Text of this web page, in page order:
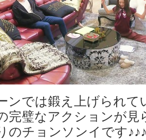
ンでは鍛え上げられて
完璧なアクションが見
のチョンソンイです